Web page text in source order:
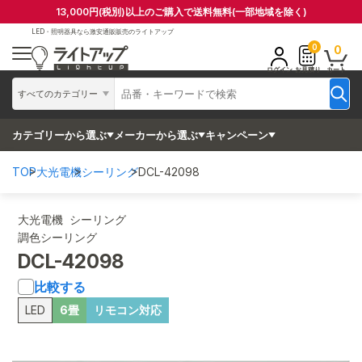
13,000円(税別)以上のご購入で送料無料(一部地域を除く)
LED・照明器具なら激安通販販売のライトアップ
すべてのカテゴリー
ログイン
0
お見積り
0
カート
カテゴリーから選ぶ メーカーから選ぶ キャンペーン
TOP大光電機シーリングDCL-42098
大光電機 シーリング
調色シーリング
DCL-42098
比較する
LED 6畳 リモコン対応